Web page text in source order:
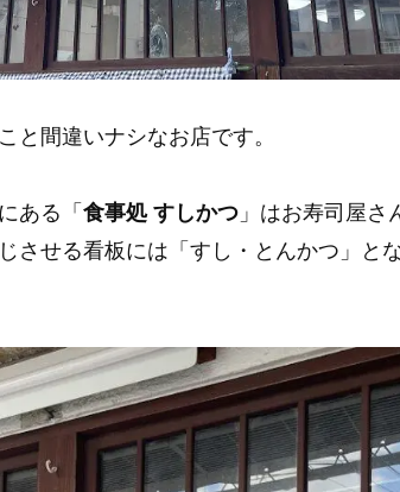
と間違いナシなお店です。
ある「 食事処 すしかつ 」はお寿司屋さ
させる看板には「すし・とんかつ」と